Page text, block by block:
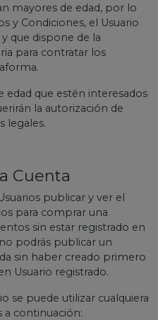
mayores de edad, por lo
y Condiciones, el Usuario
que dispone de la
para contratar los
edad que estén interesados
la autorización de
legales.
Cuenta
publicar y ver el
para comprar una
sin estar registrado en
podrás publicar un
sin haber creado primero
Usuario registrado.
se puede utilizar cualquiera
a continuación: